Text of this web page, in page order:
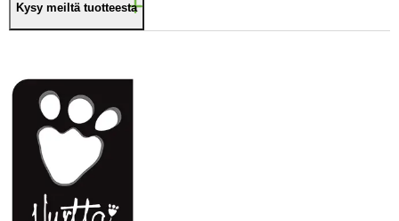
Kysy meiltä tuotteesta